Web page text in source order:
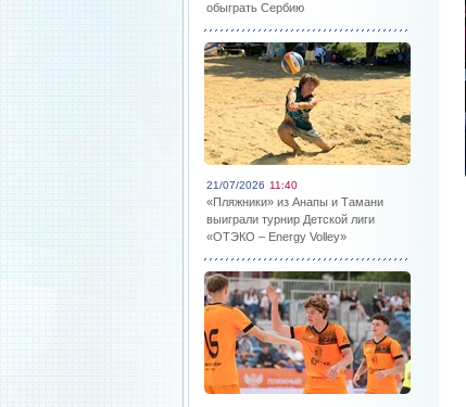
обыграть Сербию
21/07/2026 11:40
«Пляжники» из Анапы и Тамани
выиграли турнир Детской лиги
«ОТЭКО – Energy Volley»